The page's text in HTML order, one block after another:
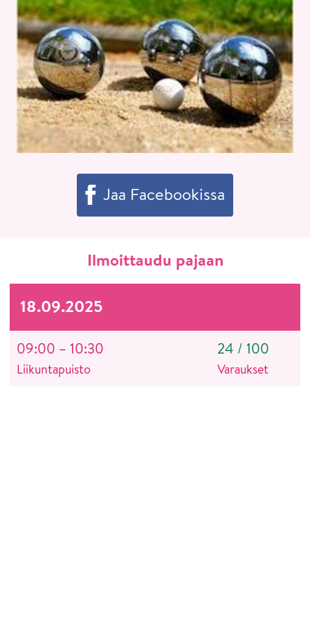
Jaa Facebookissa
Ilmoittaudu pajaan
18.09.2025
09:00 – 10:30
Liikuntapuisto
24 / 100
Varaukset